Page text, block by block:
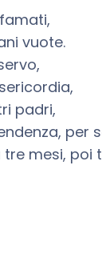
vuote.
padri,
per
mesi, poi